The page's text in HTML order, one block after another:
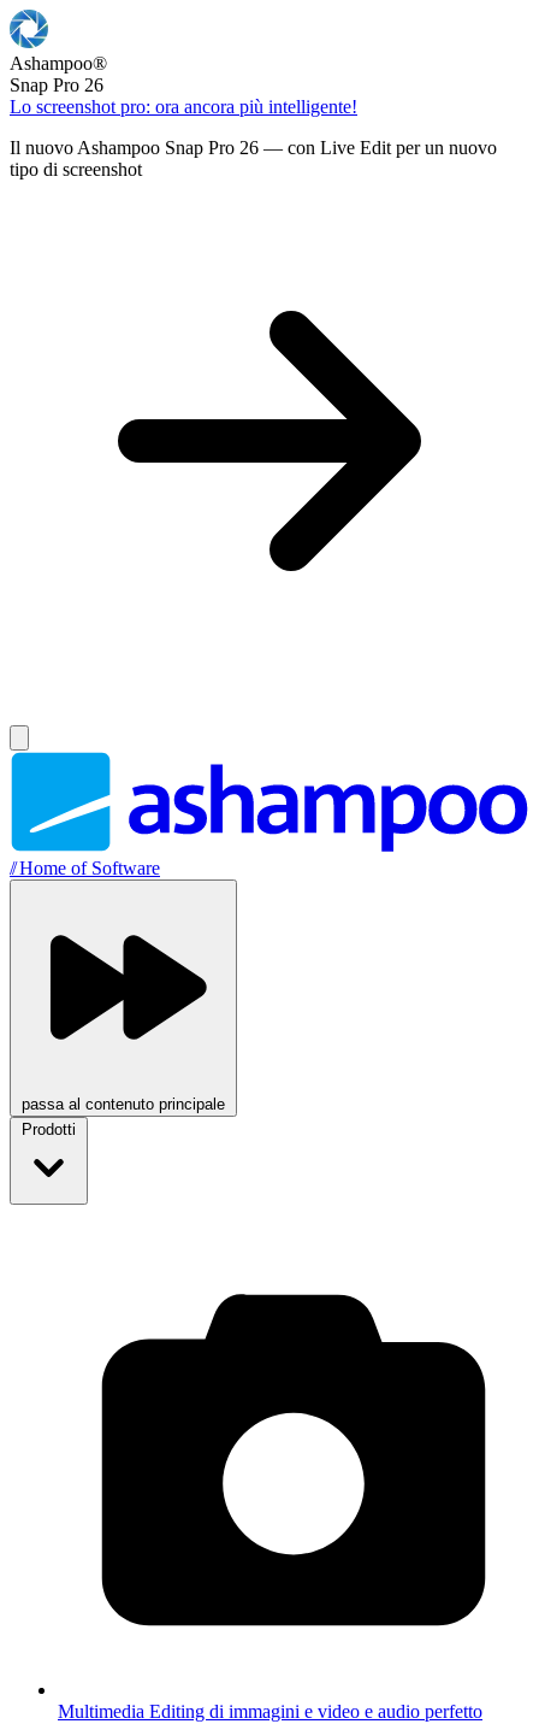
Ashampoo®
Snap Pro 26
Lo screenshot pro: ora ancora più intelligente!
Il nuovo Ashampoo Snap Pro 26 — con Live Edit per un nuovo
tipo di screenshot
//Home of Software
passa al contenuto principale
Prodotti
Multimedia Editing di immagini e video e audio perfetto